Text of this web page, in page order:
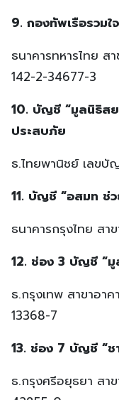
9. กองทัพเรือรวม
ธนาคารทหารไทย
142-2-34677-3
10. บัญชี “มูลนิธิส
ประสบภัย
ธ.ไทยพานิชย์ เลขบั
11. บัญชี “อสมท ช่
ธนาคารกรุงไทย ส
12. ช่อง 3 บัญชี “มู
ธ.กรุงเทพ สาขาอา
13368-7
13. ช่อง 7 บัญชี “ช
ธ.กรุงศรีอยุธยา สา